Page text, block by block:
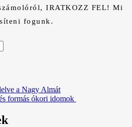
IRATKOZZ FEL! Mi
fogunk.
a Nagy Almát
formás ókori idomok